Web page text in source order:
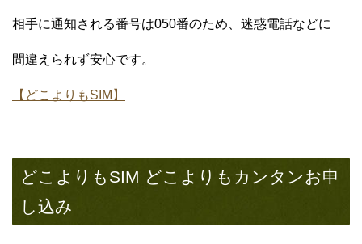
相手に通知される番号は050番のため、迷惑電話などに
間違えられず安心です。
【どこよりもSIM】
どこよりもSIM どこよりもカンタンお申
し込み